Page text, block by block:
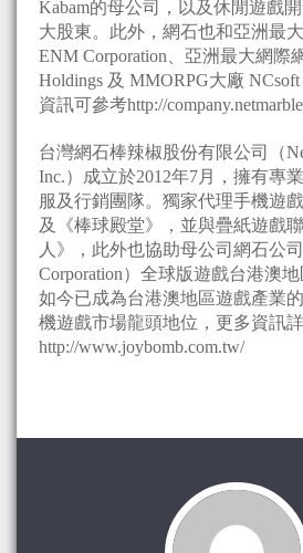
Kabam的母公司，以及休閒遊戲
大股東。此外，網石也和亞洲最
ENM Corporation、亞洲最大網際
Holdings 及 MMORPG大廠
資訊可參考http://
台灣網石棒辣椒股份有限公司（
Inc.）成立於2012年7月，擁有專
服及行銷團隊。獨家代理手機遊
及《棒球殿堂》，並與疊紙遊戲
人》，此外也協助母公司網石公
Corporation）全球版遊戲台港澳
如今已成為台港澳地區遊戲產業
機遊戲市場龍頭地位，更多資訊
http://www.joybomb.com.tw/